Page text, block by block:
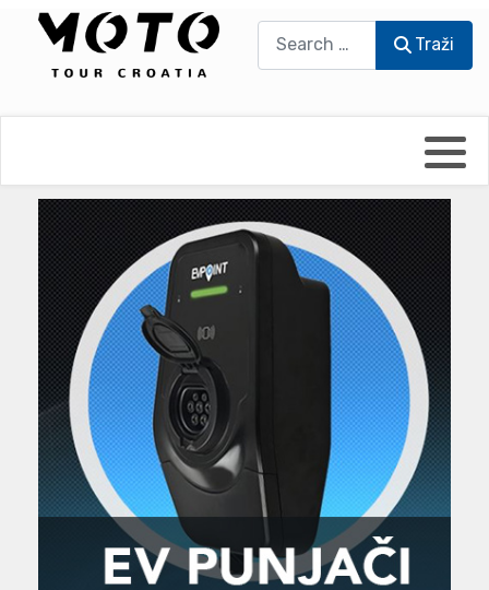
Traži
UmPaDrum
Moto servisi
Impressum
Damir Žerić - ELPASSO
Dario Dinter - Moto TOZ
Igor Kreč - UmPaDrum
Igor Kukec Brmbi
Slaven Gajdek
MTC - Moto Tour Croatia
Moto putopisi
Vikend vožnje
Zanimljivost
Najave i noviteti